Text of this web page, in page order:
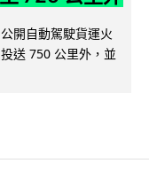
開自動駕駛貨運火
送 750 公里外，並